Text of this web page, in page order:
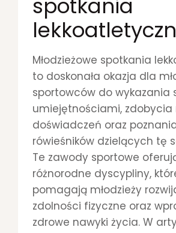
Y
R
E
O
R
D
Z
I
S
T
A
B
I
E
U
N
Młodzieżowe spotkania
to doskonała okazja dla
sportowców do wykazania
umiejętnościami, zdobycia
doświadczeń oraz
rówieśników dzielących tę
Te zawody sportowe
różnorodne dyscypliny,
pomagają młodzieży
zdolności fizyczne oraz
zdrowe nawyki życia. W